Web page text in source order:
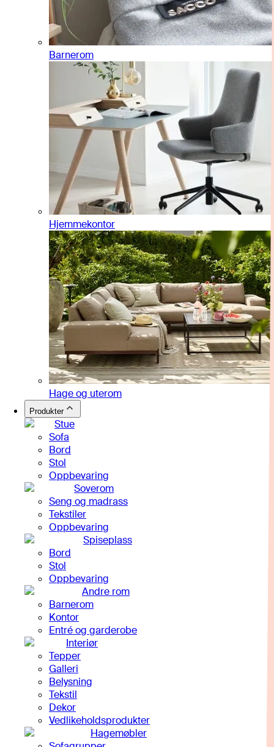
Barnerom
Hjemmekontor
Hage og uterom
Produkter
Stue
Sofa
Bord
Stol
Oppbevaring
Soverom
Seng og madrass
Tekstiler
Oppbevaring
Spiseplass
Bord
Stol
Oppbevaring
Andre rom
Barnerom
Kontor
Entré og garderobe
Interiør
Tepper
Galleri
Belysning
Tekstil
Dekor
Vedlikeholdsprodukter
Hagemøbler